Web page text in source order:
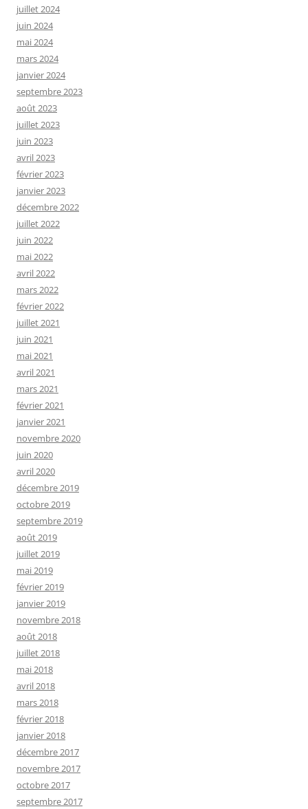
juillet 2024
juin 2024
mai 2024
mars 2024
janvier 2024
septembre 2023
août 2023
juillet 2023
juin 2023
avril 2023
février 2023
janvier 2023
décembre 2022
juillet 2022
juin 2022
mai 2022
avril 2022
mars 2022
février 2022
juillet 2021
juin 2021
mai 2021
avril 2021
mars 2021
février 2021
janvier 2021
novembre 2020
juin 2020
avril 2020
décembre 2019
octobre 2019
septembre 2019
août 2019
juillet 2019
mai 2019
février 2019
janvier 2019
novembre 2018
août 2018
juillet 2018
mai 2018
avril 2018
mars 2018
février 2018
janvier 2018
décembre 2017
novembre 2017
octobre 2017
septembre 2017